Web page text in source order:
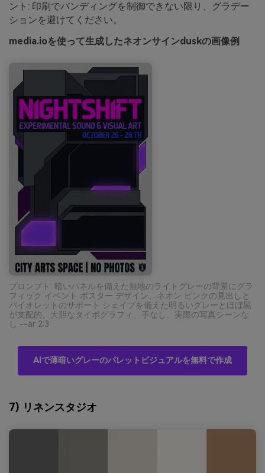
ント: 印刷でバンディングを制御できない限り、グラデー
ションを避けてください。
media.ioを使って生成したネオンサインduskの画像例
プロンプト: 暗いパネルを備えた無地のライトグレーの背景にグラ
フィック イベント ポスター デザイン、ネオン ピンクの見出しと
バイオレットのサポート シェイプを備えた明るいグレーとほぼ黒
が支配的、大胆なタイポグラフィ、手なし、実際の写真シーンな
し --ar 2:3
AIで薄暗いグレーのパレットビジュアルを無料で作成
7) リネンスタジオ